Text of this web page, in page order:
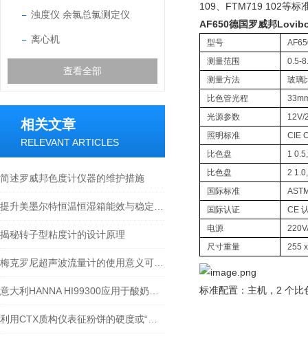
浊度仪 余氯总氯测定仪
离心机
查看全部
相关文章
RELEVANT ARTICLES
简述罗威邦色度计仪器的维护措施
揭秘转子型粘度计的设计原理
109、FTM719 102等标
AF650德国罗威邦
型号
测量范围
0.5-
测量方法
玻璃
比色管光程
光源参数
12V/
照明标准
CIE
比色盘
1
比色盘
2
国际标准
国际认证
CE
电源
尺寸重量
255
标准配置：主机，2 个比